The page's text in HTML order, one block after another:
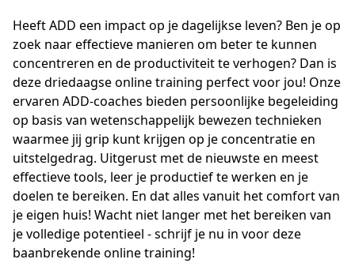
Heeft ADD een impact op je dagelijkse leven? Ben je op
zoek naar effectieve manieren om beter te kunnen
concentreren en de productiviteit te verhogen? Dan is
deze driedaagse online training perfect voor jou! Onze
ervaren ADD-coaches bieden persoonlijke begeleiding
op basis van wetenschappelijk bewezen technieken
waarmee jij grip kunt krijgen op je concentratie en
uitstelgedrag. Uitgerust met de nieuwste en meest
effectieve tools, leer je productief te werken en je
doelen te bereiken. En dat alles vanuit het comfort van
je eigen huis! Wacht niet langer met het bereiken van
je volledige potentieel - schrijf je nu in voor deze
baanbrekende online training!